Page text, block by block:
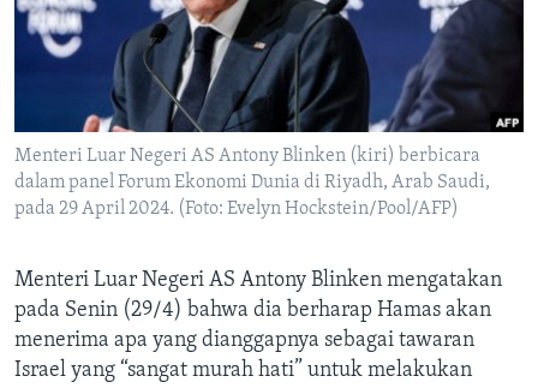
Menteri Luar Negeri AS Antony Blinken (kiri) berbicara
dalam panel Forum Ekonomi Dunia di Riyadh, Arab Saudi,
pada 29 April 2024. (Foto: Evelyn Hockstein/Pool/AFP)
Menteri Luar Negeri AS Antony Blinken mengatakan
pada Senin (29/4) bahwa dia berharap Hamas akan
menerima apa yang dianggapnya sebagai tawaran
Israel yang “sangat murah hati” untuk melakukan